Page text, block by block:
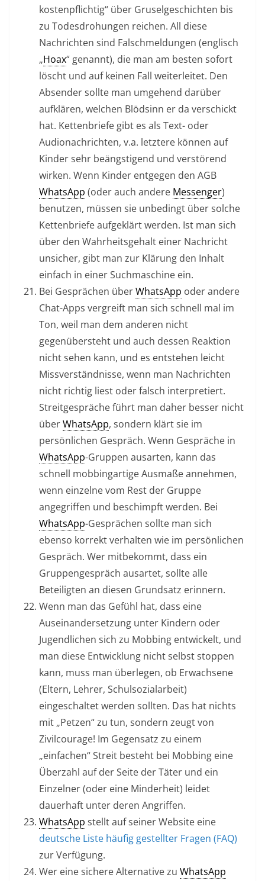
kostenpflichtig“ über Gruselgeschichten bis
zu Todesdrohungen reichen. All diese
Nachrichten sind Falschmeldungen (englisch
„Hoax“ genannt), die man am besten sofort
löscht und auf keinen Fall weiterleitet. Den
Absender sollte man umgehend darüber
aufklären, welchen Blödsinn er da verschickt
hat. Kettenbriefe gibt es als Text- oder
Audionachrichten, v.a. letztere können auf
Kinder sehr beängstigend und verstörend
wirken. Wenn Kinder entgegen den AGB
WhatsApp (oder auch andere Messenger)
benutzen, müssen sie unbedingt über solche
Kettenbriefe aufgeklärt werden. Ist man sich
über den Wahrheitsgehalt einer Nachricht
unsicher, gibt man zur Klärung den Inhalt
einfach in einer Suchmaschine ein.
Bei Gesprächen überWhatsApp oder andere
Chat-Apps vergreift man sich schnell mal im
Ton, weil man dem anderen nicht
gegenübersteht und auch dessen Reaktion
nicht sehen kann, und es entstehen leicht
Missverständnisse, wenn man Nachrichten
nicht richtig liest oder falsch interpretiert.
Streitgespräche führt man daher besser nicht
überWhatsApp, sondern klärt sie im
persönlichen Gespräch. Wenn Gespräche in
WhatsApp-Gruppen ausarten, kann das
schnell mobbingartige Ausmaße annehmen,
wenn einzelne vom Rest der Gruppe
angegriffen und beschimpft werden. Bei
WhatsApp-Gesprächen sollte man sich
ebenso korrekt verhalten wie im persönlichen
Gespräch. Wer mitbekommt, dass ein
Gruppengespräch ausartet, sollte alle
Beteiligten an diesen Grundsatz erinnern.
Wenn man das Gefühl hat, dass eine
Auseinandersetzung unter Kindern oder
Jugendlichen sich zu Mobbing entwickelt, und
man diese Entwicklung nicht selbst stoppen
kann, muss man überlegen, ob Erwachsene
(Eltern, Lehrer, Schulsozialarbeit)
eingeschaltet werden sollten. Das hat nichts
mit „Petzen“ zu tun, sondern zeugt von
Zivilcourage! Im Gegensatz zu einem
„einfachen“ Streit besteht bei Mobbing eine
Überzahl auf der Seite der Täter und ein
Einzelner (oder eine Minderheit) leidet
dauerhaft unter deren Angriffen.
WhatsApp stellt auf seiner Website eine
deutsche Liste häufig gestellter Fragen (FAQ)
zur Verfügung.
Wer eine sichere Alternative zu WhatsApp